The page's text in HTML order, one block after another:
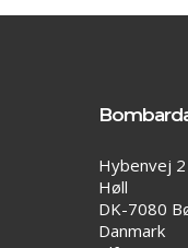
Hybenvej 2
Høll
DK-7080
Danmark